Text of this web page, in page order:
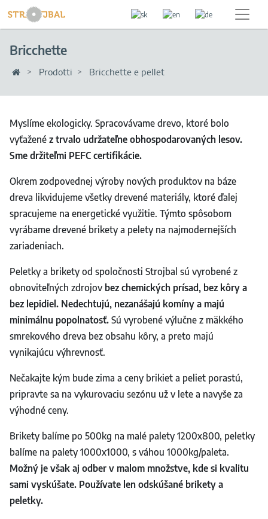
Bricchette
Prodotti Bricchette e pellet
Myslíme ekologicky. Spracovávame drevo, ktoré bolo
vyťažené z trvalo udržateľne obhospodarovaných lesov.
Sme držiteľmi PEFC certifikácie.
Okrem zodpovednej výroby nových produktov na báze
dreva likvidujeme všetky drevené materiály, ktoré ďalej
spracujeme na energetické využitie. Týmto spôsobom
vyrábame drevené brikety a pelety na najmodernejších
zariadeniach.
Peletky a brikety od spoločnosti Strojbal sú vyrobené z
obnoviteľných zdrojov bez chemických prísad, bez kôry a
bez lepidiel. Nedechtujú, nezanášajú komíny a majú
minimálnu popolnatosť. Sú vyrobené výlučne z mäkkého
smrekového dreva bez obsahu kôry, a preto majú
vynikajúcu výhrevnosť.
Nečakajte kým bude zima a ceny brikiet a peliet porastú,
pripravte sa na vykurovaciu sezónu už v lete a navyše za
výhodné ceny.
Brikety balíme po 500kg na malé palety 1200x800, peletky
balíme na palety 1000x1000, s váhou 1000kg/paleta.
Možný je však aj odber v malom množstve, kde si kvalitu
sami vyskúšate. Používate len odskúšané brikety a
peletky.